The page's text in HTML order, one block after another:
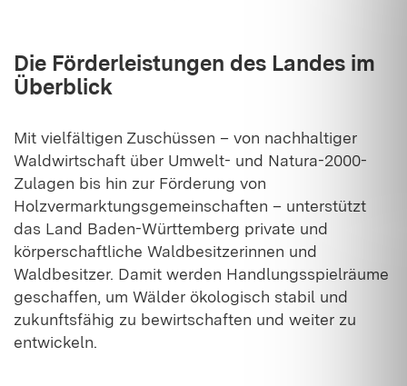
Die Förderleistungen des Landes im
Überblick
Mit vielfältigen Zuschüssen – von nachhaltiger
Waldwirtschaft über Umwelt- und Natura-2000-
Zulagen bis hin zur Förderung von
Holzvermarktungsgemeinschaften – unterstützt
das Land Baden-Württemberg private und
körperschaftliche Waldbesitzerinnen und
Waldbesitzer. Damit werden Handlungsspielräume
geschaffen, um Wälder ökologisch stabil und
zukunftsfähig zu bewirtschaften und weiter zu
entwickeln.